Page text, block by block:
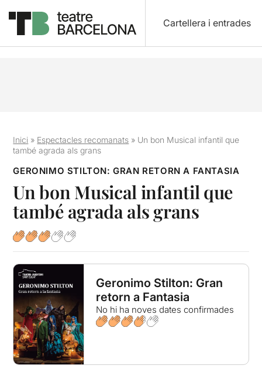
Cartellera i entrades
Inici » Espectacles recomanats » Un bon Musical infantil que
també agrada als grans
GERONIMO STILTON: GRAN RETORN A FANTASIA
Un bon Musical infantil que
també agrada als grans
Geronimo Stilton: Gran
retorn a Fantasia
No hi ha noves dates confirmades